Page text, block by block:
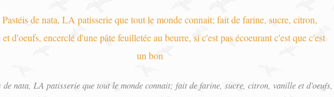
de nata, LA patisserie que tout le monde connait; fait de farine, sucre, citron, vanille et d'oeufs,